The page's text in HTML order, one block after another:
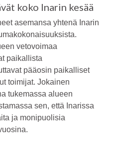
koko Inarin kesää
asemansa yhtenä Inarin
vetovoimaa
paikallista
pääosin paikalliset
toimijat. Jokainen
tukemassa alueen
sen, että Inarissa
ja monipuolisia